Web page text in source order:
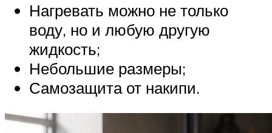
Нагревать можно не только
воду, но и любую другую
жидкость;
Небольшие размеры;
Самозащита от накипи.